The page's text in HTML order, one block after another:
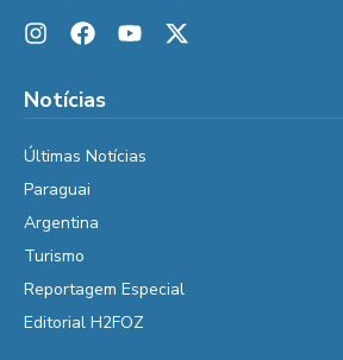
Notícias
Últimas Notícias
Paraguai
Argentina
Turismo
Reportagem Especial
Editorial H2FOZ